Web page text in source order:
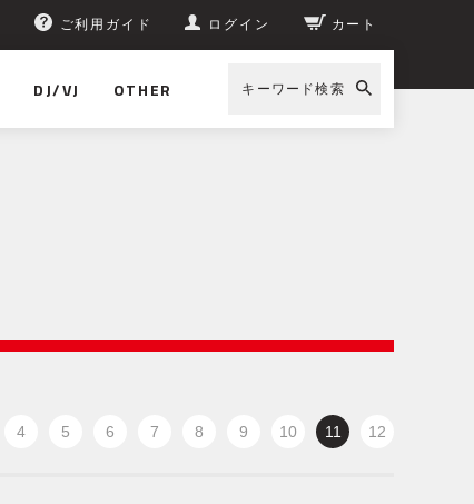
ご利用ガイド ログイン カート
DJ/VJ OTHER キーワード検索
4 5 6 7 8 9 10 11 12